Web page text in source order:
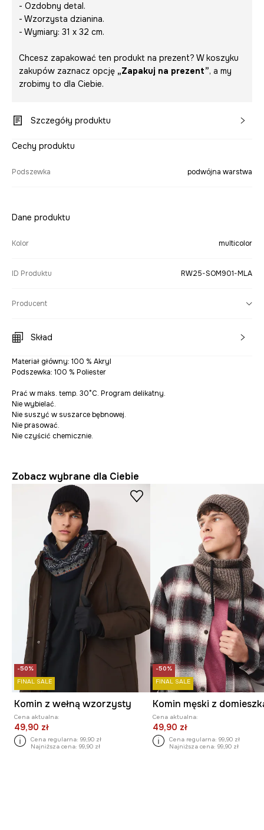
- Ozdobny detal.
- Wzorzysta dzianina.
- Wymiary: 31 x 32 cm.
Chcesz zapakować ten produkt na prezent? W koszyku
zakupów zaznacz opcję „Zapakuj na prezent”, a my
zrobimy to dla Ciebie.
Szczegóły produktu
Cechy produktu
Podszewka podwójna warstwa
Dane produktu
Kolor multicolor
ID Produktu RW25-SOM901-MLA
Producent
Skład
Materiał główny: 100 % Akryl
Podszewka: 100 % Poliester
Prać w maks. temp. 30°C. Program delikatny.
Nie wybielać.
Nie suszyć w suszarce bębnowej.
Nie prasować.
Nie czyścić chemicznie.
Zobacz wybrane dla Ciebie
-50%
FINAL SALE
Komin z wełną wzorzysty
Cena aktualna:
49,90 zł
Cena regularna: 99,90 zł
Najniższa cena: 99,90 zł
-50%
FINAL SALE
Cena aktualna:
49,90 zł
Cena regularna: 99,90 zł
Najniższa cena: 99,90 zł